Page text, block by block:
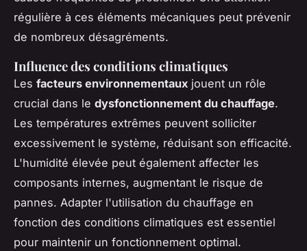
régulière à ces éléments mécaniques peut prévenir
de nombreux désagréments.
Influence des conditions climatiques
Les facteurs environnementaux jouent un rôle
crucial dans le dysfonctionnement du chauffage.
Les températures extrêmes peuvent solliciter
excessivement le système, réduisant son efficacité.
L'humidité élevée peut également affecter les
composants internes, augmentant le risque de
pannes. Adapter l'utilisation du chauffage en
fonction des conditions climatiques est essentiel
pour maintenir un fonctionnement optimal.